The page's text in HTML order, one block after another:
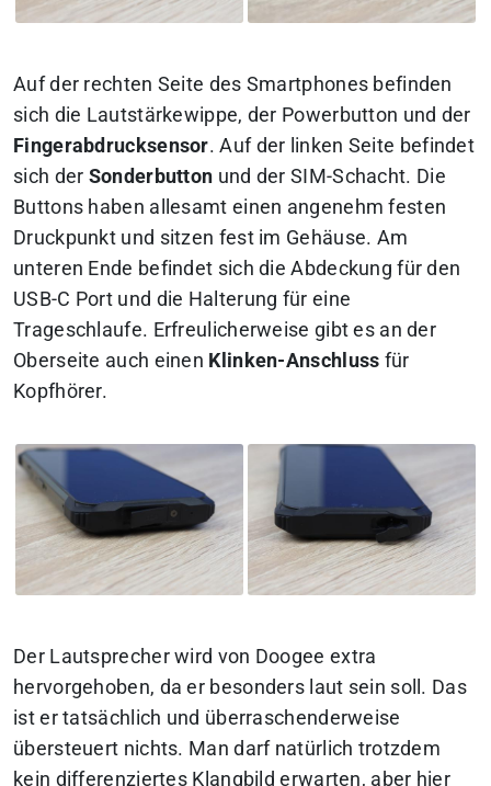
Auf der rechten Seite des Smartphones befinden
sich die Lautstärkewippe, der Powerbutton und der
Fingerabdrucksensor. Auf der linken Seite befindet
sich der Sonderbutton und der SIM-Schacht. Die
Buttons haben allesamt einen angenehm festen
Druckpunkt und sitzen fest im Gehäuse. Am
unteren Ende befindet sich die Abdeckung für den
USB-C Port und die Halterung für eine
Trageschlaufe. Erfreulicherweise gibt es an der
Oberseite auch einen Klinken-Anschluss für
Kopfhörer.
Der Lautsprecher wird von Doogee extra
hervorgehoben, da er besonders laut sein soll. Das
ist er tatsächlich und überraschenderweise
übersteuert nichts. Man darf natürlich trotzdem
kein differenziertes Klangbild erwarten, aber hier